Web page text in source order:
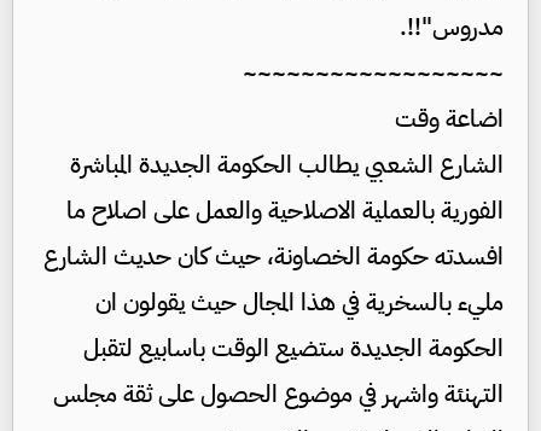
مدروس"!!.
~~~~~~~~~~~~~~~~~~
اضاعة وقت
الشارع الشعبي يطالب الحكومة الجديدة المباشرة
الفورية بالعملية الاصلاحية والعمل على اصلاح ما
افسدته حكومة الخصاونة، حيث كان حديث الشارع
مليء بالسخرية في هذا المجال حيث يقولون ان
الحكومة الجديدة ستضيع الوقت باسابيع لتقبل
التهنئة واشهر في موضوع الحصول على ثقة مجلس